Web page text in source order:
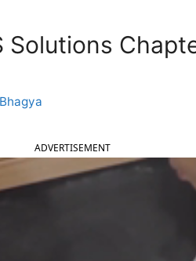
Solutions
Bhagya
ADVERTISEMENT